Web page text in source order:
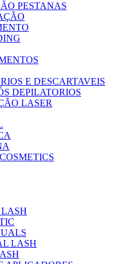
PESTANAS
E DESCARTAVEIS
DEPILATORIOS
LASER
LASH